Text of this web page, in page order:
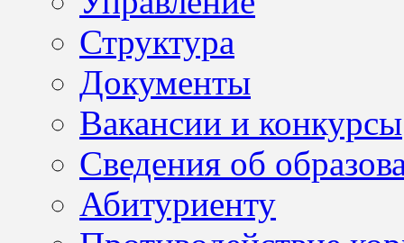
Структура
Документы
Вакансии и конкурсы
Сведения об
Абитуриенту